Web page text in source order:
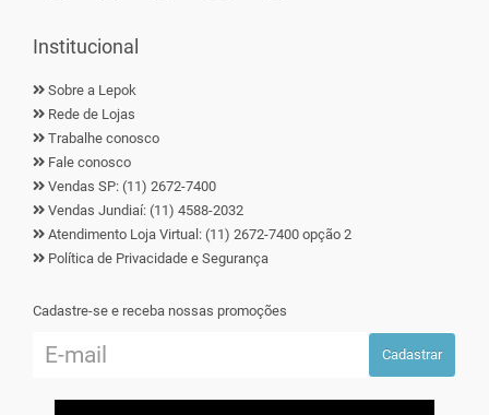
Institucional
Sobre a Lepok
Rede de Lojas
Trabalhe conosco
Fale conosco
Vendas SP: (11) 2672-7400
Vendas Jundiaí: (11) 4588-2032
Atendimento Loja Virtual: (11) 2672-7400 opção 2
Política de Privacidade e Segurança
Cadastre-se e receba nossas promoções
Cadastrar